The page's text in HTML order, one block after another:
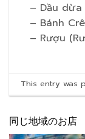
– Dầu dừa
– Bánh
– Rượu
This entry was
同じ地域のお店